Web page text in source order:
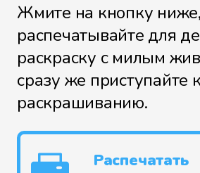
Жмите на кнопку ниже,
распечатывайте для
раскраску с милым
сразу же приступайте к
раскрашиванию.
Распечатать